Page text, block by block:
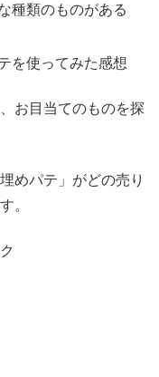
種類のものがある
を使ってみた感想
お目当てのものを探
めパテ」がどの売り
。